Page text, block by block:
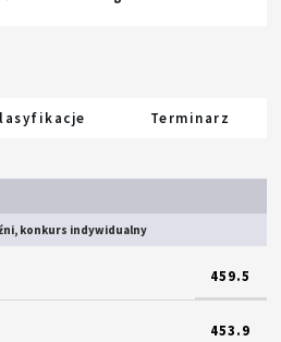
Terminarz
konkurs indywidualny
459.5
453.9